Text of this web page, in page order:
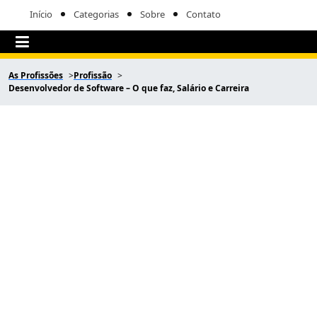
Início Categorias Sobre Contato
As Profissões
Profissão
Desenvolvedor de Software – O que faz, Salário e Carreira